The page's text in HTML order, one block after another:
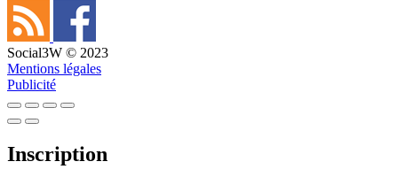
Social3W © 2023
Mentions légales
Publicité
Inscription